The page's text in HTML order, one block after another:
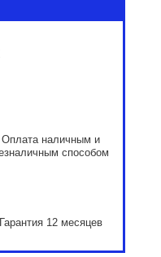
Оплата наличным и
способом
Гарантия 12 месяцев